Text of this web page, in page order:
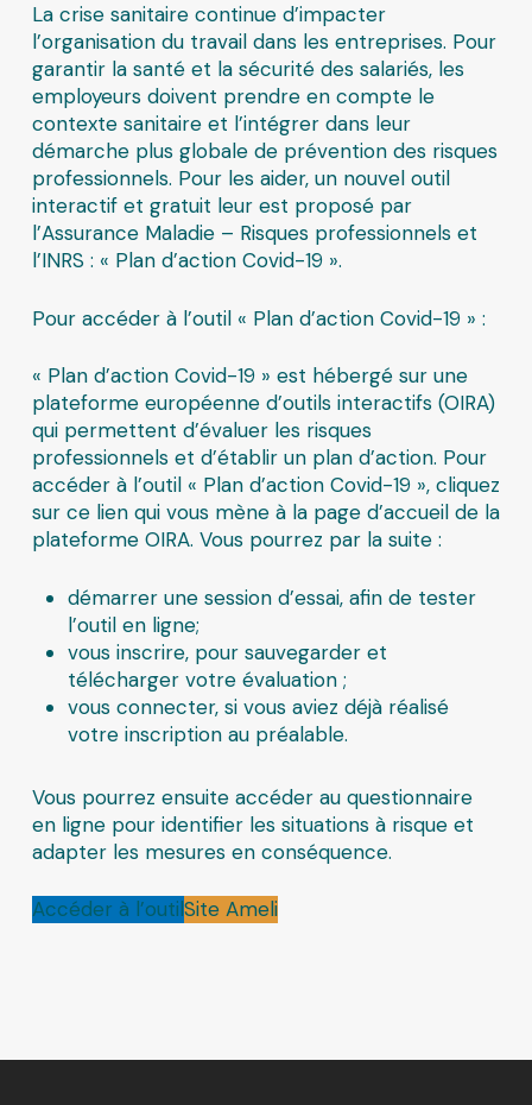
La crise sanitaire continue d’impacter
l’organisation du travail dans les entreprises. Pour
garantir la santé et la sécurité des salariés, les
employeurs doivent prendre en compte le
contexte sanitaire et l’intégrer dans leur
démarche plus globale de prévention des risques
professionnels. Pour les aider, un nouvel outil
interactif et gratuit leur est proposé par
l’Assurance Maladie – Risques professionnels et
l’INRS : « Plan d’action Covid-19 ».
Pour accéder à l’outil « Plan d’action Covid-19 » :
« Plan d’action Covid-19 » est hébergé sur une
plateforme européenne d’outils interactifs (OIRA)
qui permettent d’évaluer les risques
professionnels et d’établir un plan d’action. Pour
accéder à l’outil « Plan d’action Covid-19 », cliquez
sur ce lien qui vous mène à la page d’accueil de la
plateforme OIRA. Vous pourrez par la suite :
démarrer une session d’essai, afin de tester
l’outil en ligne;
vous inscrire, pour sauvegarder et
télécharger votre évaluation ;
vous connecter, si vous aviez déjà réalisé
votre inscription au préalable.
Vous pourrez ensuite accéder au questionnaire
en ligne pour identifier les situations à risque et
adapter les mesures en conséquence.
Accéder à l’outilSite Ameli